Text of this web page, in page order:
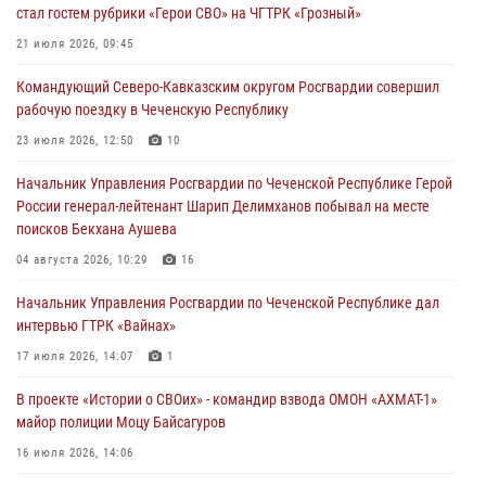
Военнослужащий Управления Росгвардии по Чеченской Республике
21 июля 2026, 09:45
В ДНР росгвардейцы уничтожили около 80 вражеских
19 июля 2026, 13:50
В Грозном Росгвардия обеспечила безопасность конно-спортивных
соревнований
стал гостем рубрики «Герои СВО» на ЧГТРК «Грозный»
21 июля 2026, 09:45
Командующий Северо-Кавказским округом Росгвардии совершил
рабочую поездку в Чеченскую Республику
23 июля 2026, 12:50 10
Начальник Управления Росгвардии по Чеченской Республике Герой
России генерал-лейтенант Шарип Делимханов побывал на месте
поисков Бекхана Аушева
04 августа 2026, 10:29 16
Начальник Управления Росгвардии по Чеченской Республике дал
интервью ГТРК «Вайнах»
17 июля 2026, 14:07 1
В проекте «Истории о СВОих» - командир взвода ОМОН «АХМАТ-1»
майор полиции Моцу Байсагуров
16 июля 2026, 14:06